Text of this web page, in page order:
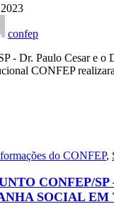
confep
- Dr. Paulo Cesar e o
CONFEP
do CONFEP,
CONFEP/
SOCIAL EM